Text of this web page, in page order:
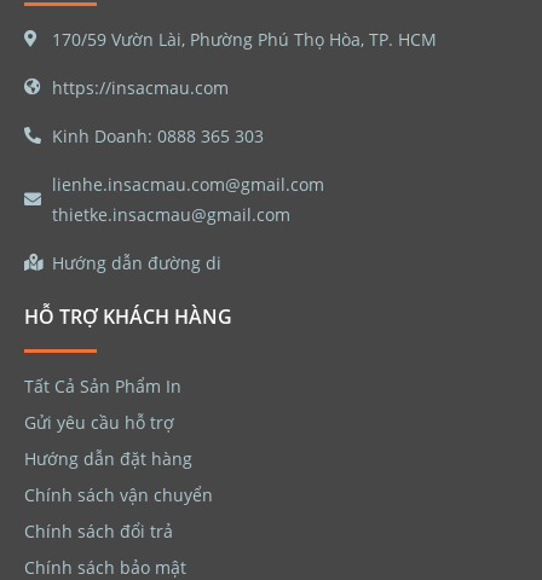
170/59 Vườn Lài, Phường Phú Thọ Hòa, TP. HCM
https://insacmau.com
Kinh Doanh: 0888 365 303
lienhe.insacmau.com@gmail.com
thietke.insacmau@gmail.com
Hướng dẫn đường di
HỖ TRỢ KHÁCH HÀNG
Tất Cả Sản Phẩm In
Gửi yêu cầu hỗ trợ
Hướng dẫn đặt hàng
Chính sách vận chuyển
Chính sách đổi trả
Chính sách bảo mật